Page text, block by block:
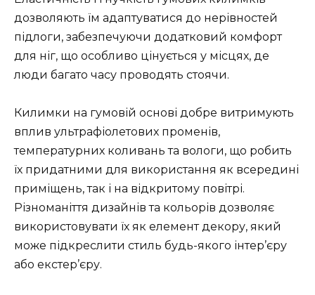
дозволяють їм адаптуватися до нерівностей
підлоги, забезпечуючи додатковий комфорт
для ніг, що особливо цінується у місцях, де
люди багато часу проводять стоячи.
Килимки на гумовій основі добре витримують
вплив ультрафіолетових променів,
температурних коливань та вологи, що робить
їх придатними для використання як всередині
приміщень, так і на відкритому повітрі.
Різноманіття дизайнів та кольорів дозволяє
використовувати їх як елемент декору, який
може підкреслити стиль будь-якого інтер’єру
або екстер’єру.